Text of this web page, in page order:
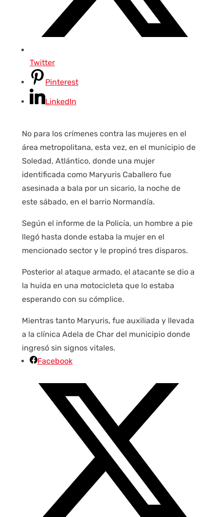
Twitter
Pinterest
LinkedIn
No para los crímenes contra las mujeres en el
área metropolitana, esta vez, en el municipio de
Soledad, Atlántico, donde una mujer
identificada como Maryuris Caballero fue
asesinada a bala por un sicario, la noche de
este sábado, en el barrio Normandía.
Según el informe de la Policía, un hombre a pie
llegó hasta donde estaba la mujer en el
mencionado sector y le propinó tres disparos.
Posterior al ataque armado, el atacante se dio a
la huida en una motocicleta que lo estaba
esperando con su cómplice.
Mientras tanto Maryuris, fue auxiliada y llevada
a la clínica Adela de Char del municipio donde
ingresó sin signos vitales.
Facebook